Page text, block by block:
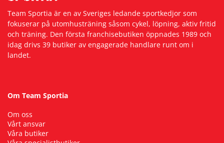
Team Sportia är en av Sveriges ledande sportkedjor som
fokuserar på utomhusträning såsom cykel, löpning, aktiv fritid
och träning. Den första franchisebutiken öppnades 1989 och
idag drivs 39 butiker av engagerade handlare runt om i
landet.
Om Team Sportia
Om oss
Vårt ansvar
Våra butiker